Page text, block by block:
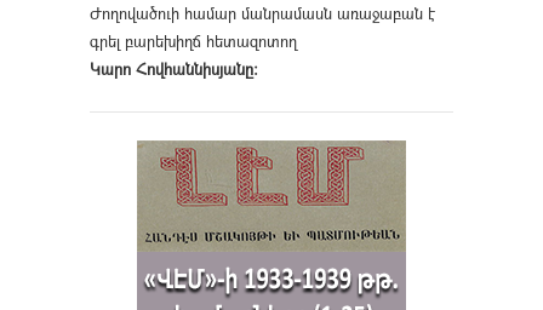
Ժողովածուի համար մանրամասն առաջաբան է
գրել բարեխիղճ հետազոտող
Կարո Հովհաննիսյանը։